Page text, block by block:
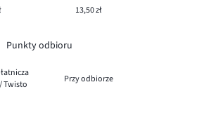
13,50 zł
Punkty odbioru
Twisto
Przy odbiorze